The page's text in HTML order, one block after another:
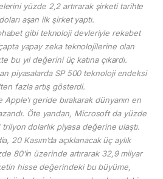
yüzde 2,2 artırarak şirketi tarihte
aşan ilk şirket yaptı.
gibi teknoloji devleriyle rekabet
yapay zeka teknolojilerine olan
bu yıl değerini üç katına çıkardı.
piyasalarda SP 500 teknoloji endeksi
fazla artış gösterdi.
geride bırakarak dünyanın en
Öte yandan, Microsoft da yüzde
trilyon dolarlık piyasa değerine ulaştı.
20 Kasım’da açıklanacak üç aylık
80’in üzerinde artırarak 32,9 milyar
hisse değerindeki bu büyüme,